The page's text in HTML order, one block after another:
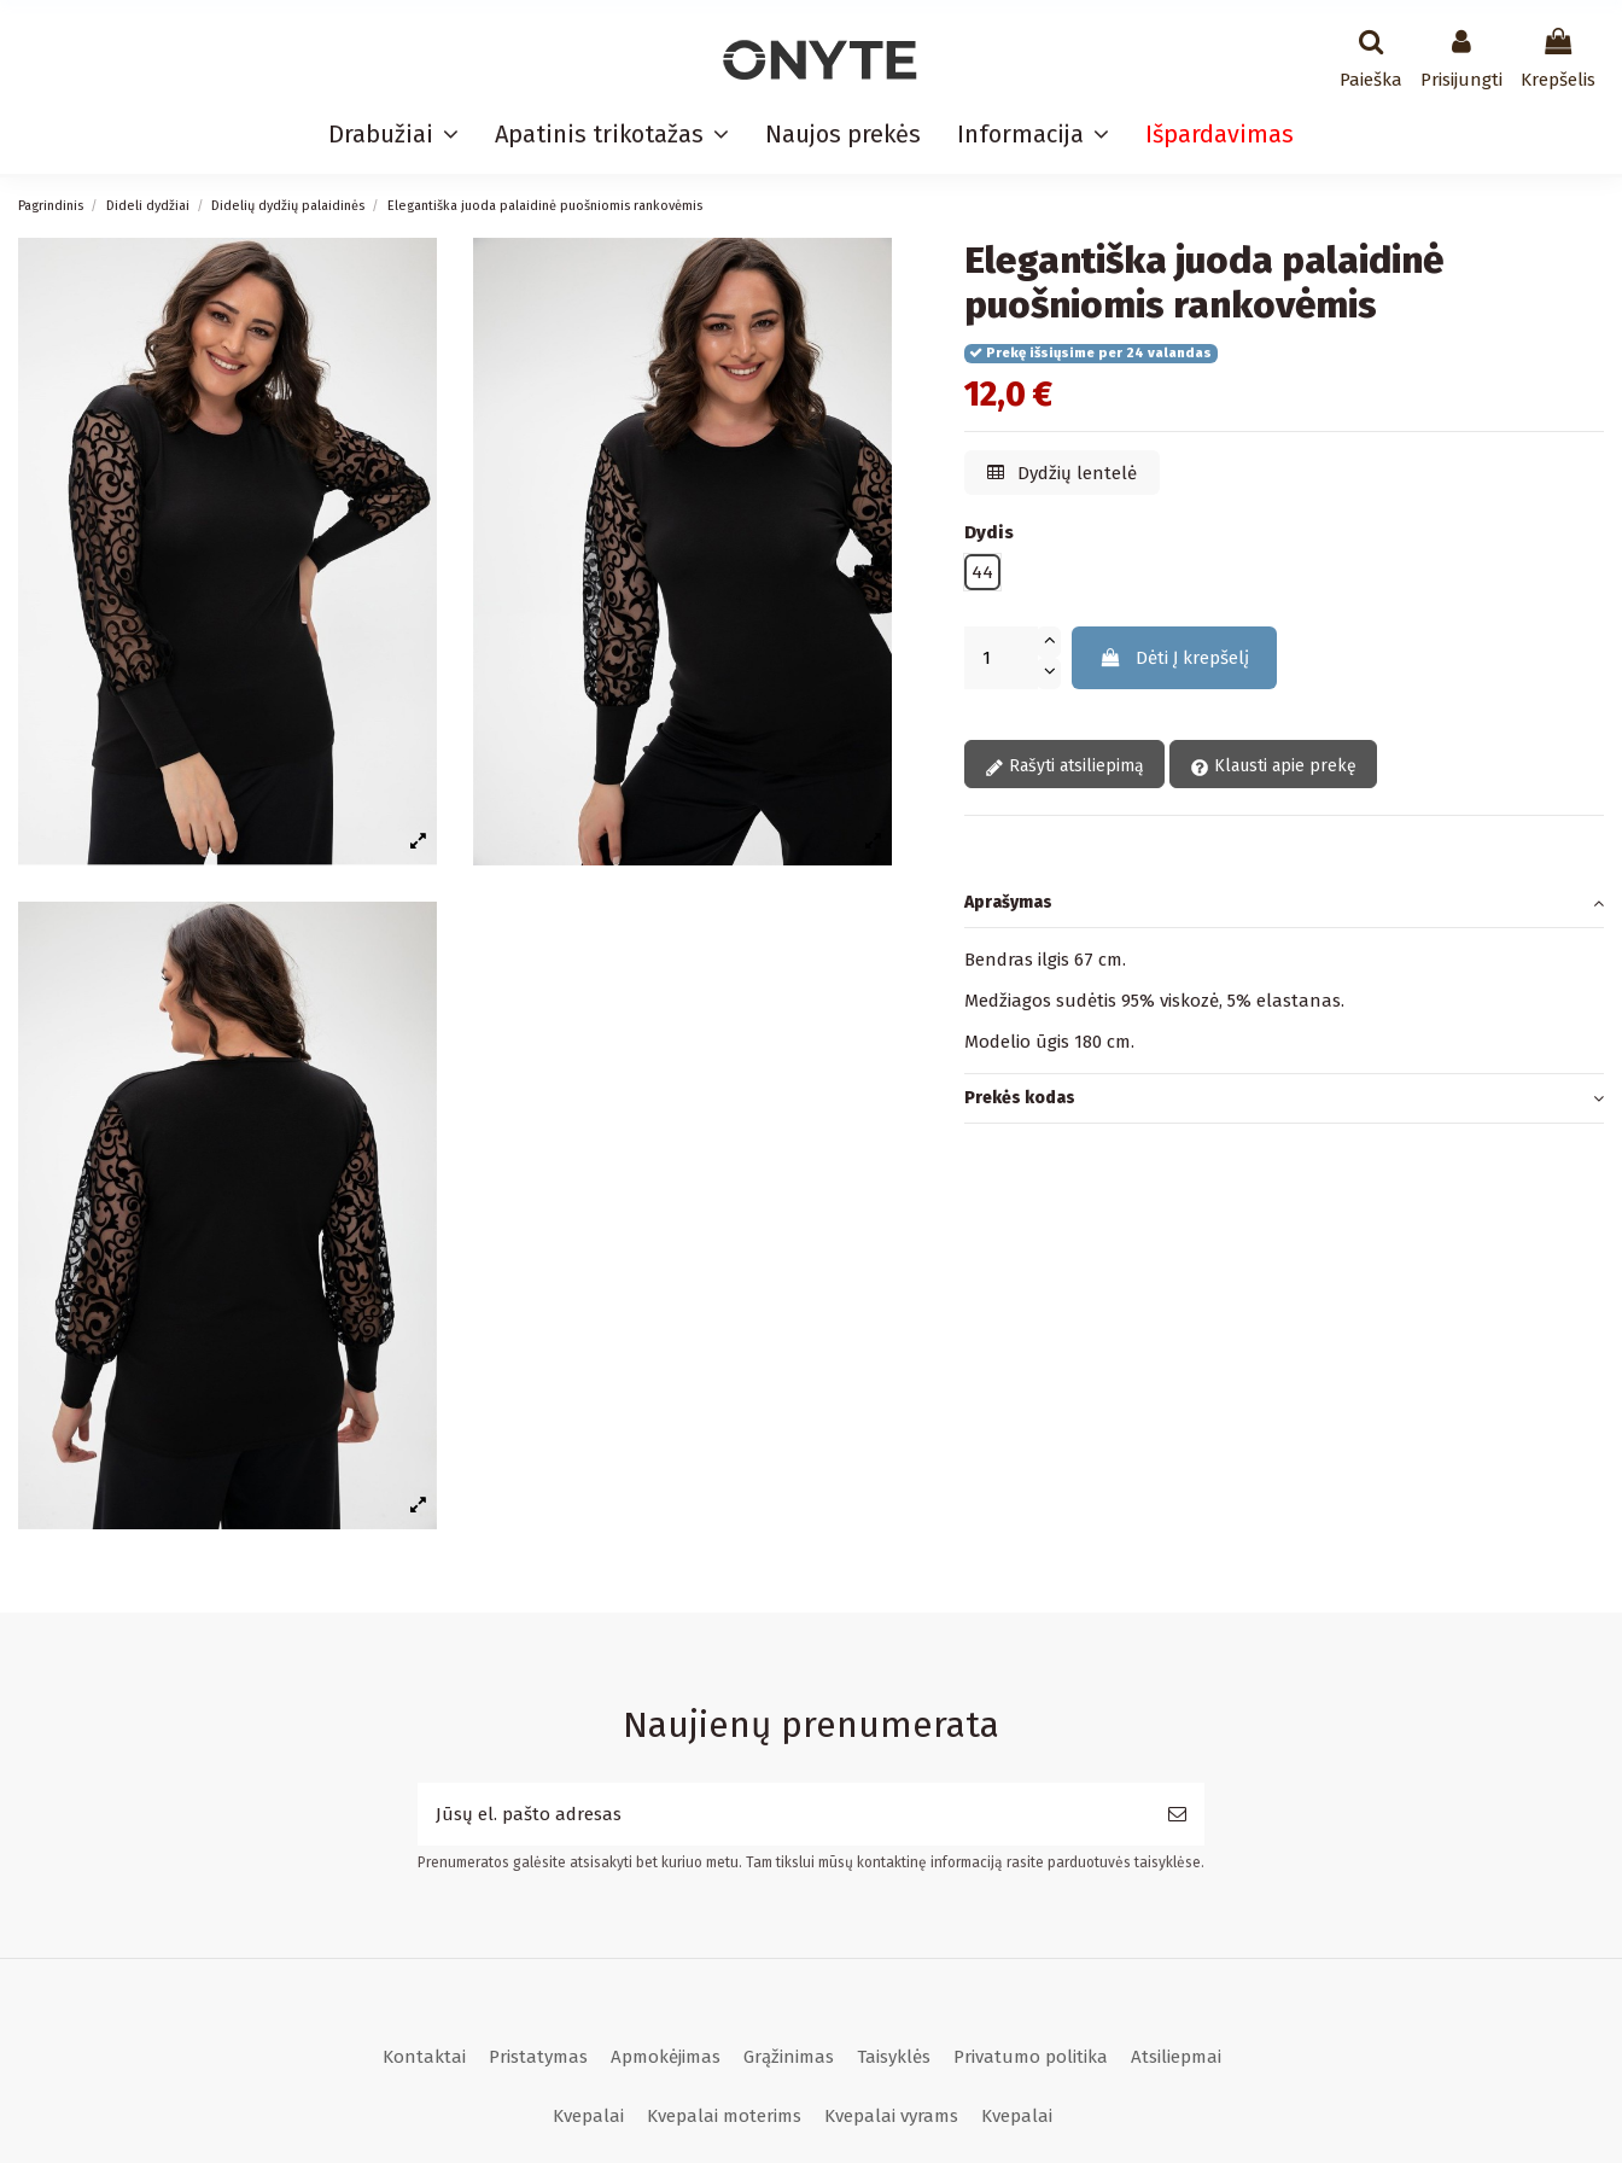
Paieška Prisijungti Krepšelis
Drabužiai Apatinis trikotažas Naujos prekės Informacija Išpardavimas
Pagrindinis Dideli dydžiai Didelių dydžių palaidinės Elegantiška juoda palaidinė puošniomis rankovėmis
Elegantiška juoda palaidinė
puošniomis rankovėmis
Prekę išsiųsime per 24 valandas
12,0 €
Dydžių lentelė
Dydis
44
Dėti Į krepšelį
Rašyti atsiliepimą Klausti apie prekę
Aprašymas
Bendras ilgis 67 cm.
Medžiagos sudėtis 95% viskozė, 5% elastanas.
Modelio ūgis 180 cm.
Prekės kodas
Naujienų prenumerata
Prenumeratos galėsite atsisakyti bet kuriuo metu. Tam tikslui mūsų kontaktinę informaciją rasite parduotuvės taisyklėse.
Kontaktai Pristatymas Apmokėjimas Grąžinimas Taisyklės Privatumo politika Atsiliepmai
Kvepalai Kvepalai moterims Kvepalai vyrams Kvepalai